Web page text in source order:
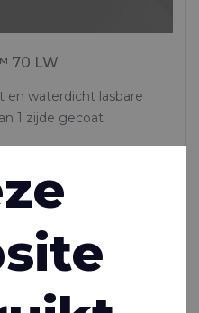
70 LW
en waterdicht lasbare
1 zijde gecoat
170 g/m²